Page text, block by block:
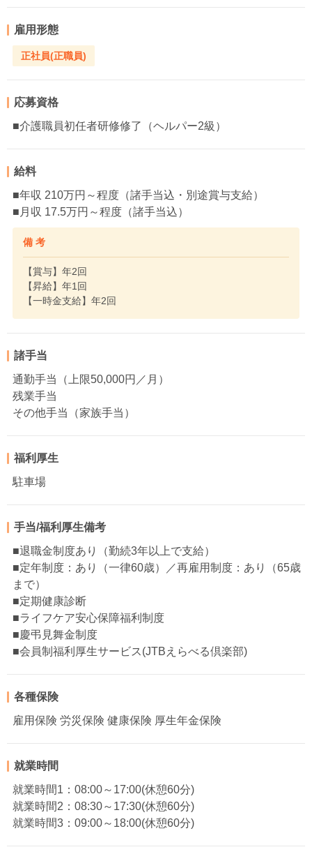
雇用形態
正社員(正職員)
応募資格
■介護職員初任者研修修了（ヘルパー2級）
給料
■年収 210万円～程度（諸手当込・別途賞与支給）
■月収 17.5万円～程度（諸手当込）
備 考
【賞与】年2回
【昇給】年1回
【一時金支給】年2回
諸手当
通勤手当（上限50,000円／月）
残業手当
その他手当（家族手当）
福利厚生
駐車場
手当/福利厚生備考
■退職金制度あり（勤続3年以上で支給）
■定年制度：あり（一律60歳）／再雇用制度：あり（65歳
まで）
■定期健康診断
■ライフケア安心保障福利制度
■慶弔見舞金制度
■会員制福利厚生サービス(JTBえらべる倶楽部)
各種保険
雇用保険 労災保険 健康保険 厚生年金保険
就業時間
就業時間1：08:00～17:00(休憩60分)
就業時間2：08:30～17:30(休憩60分)
就業時間3：09:00～18:00(休憩60分)